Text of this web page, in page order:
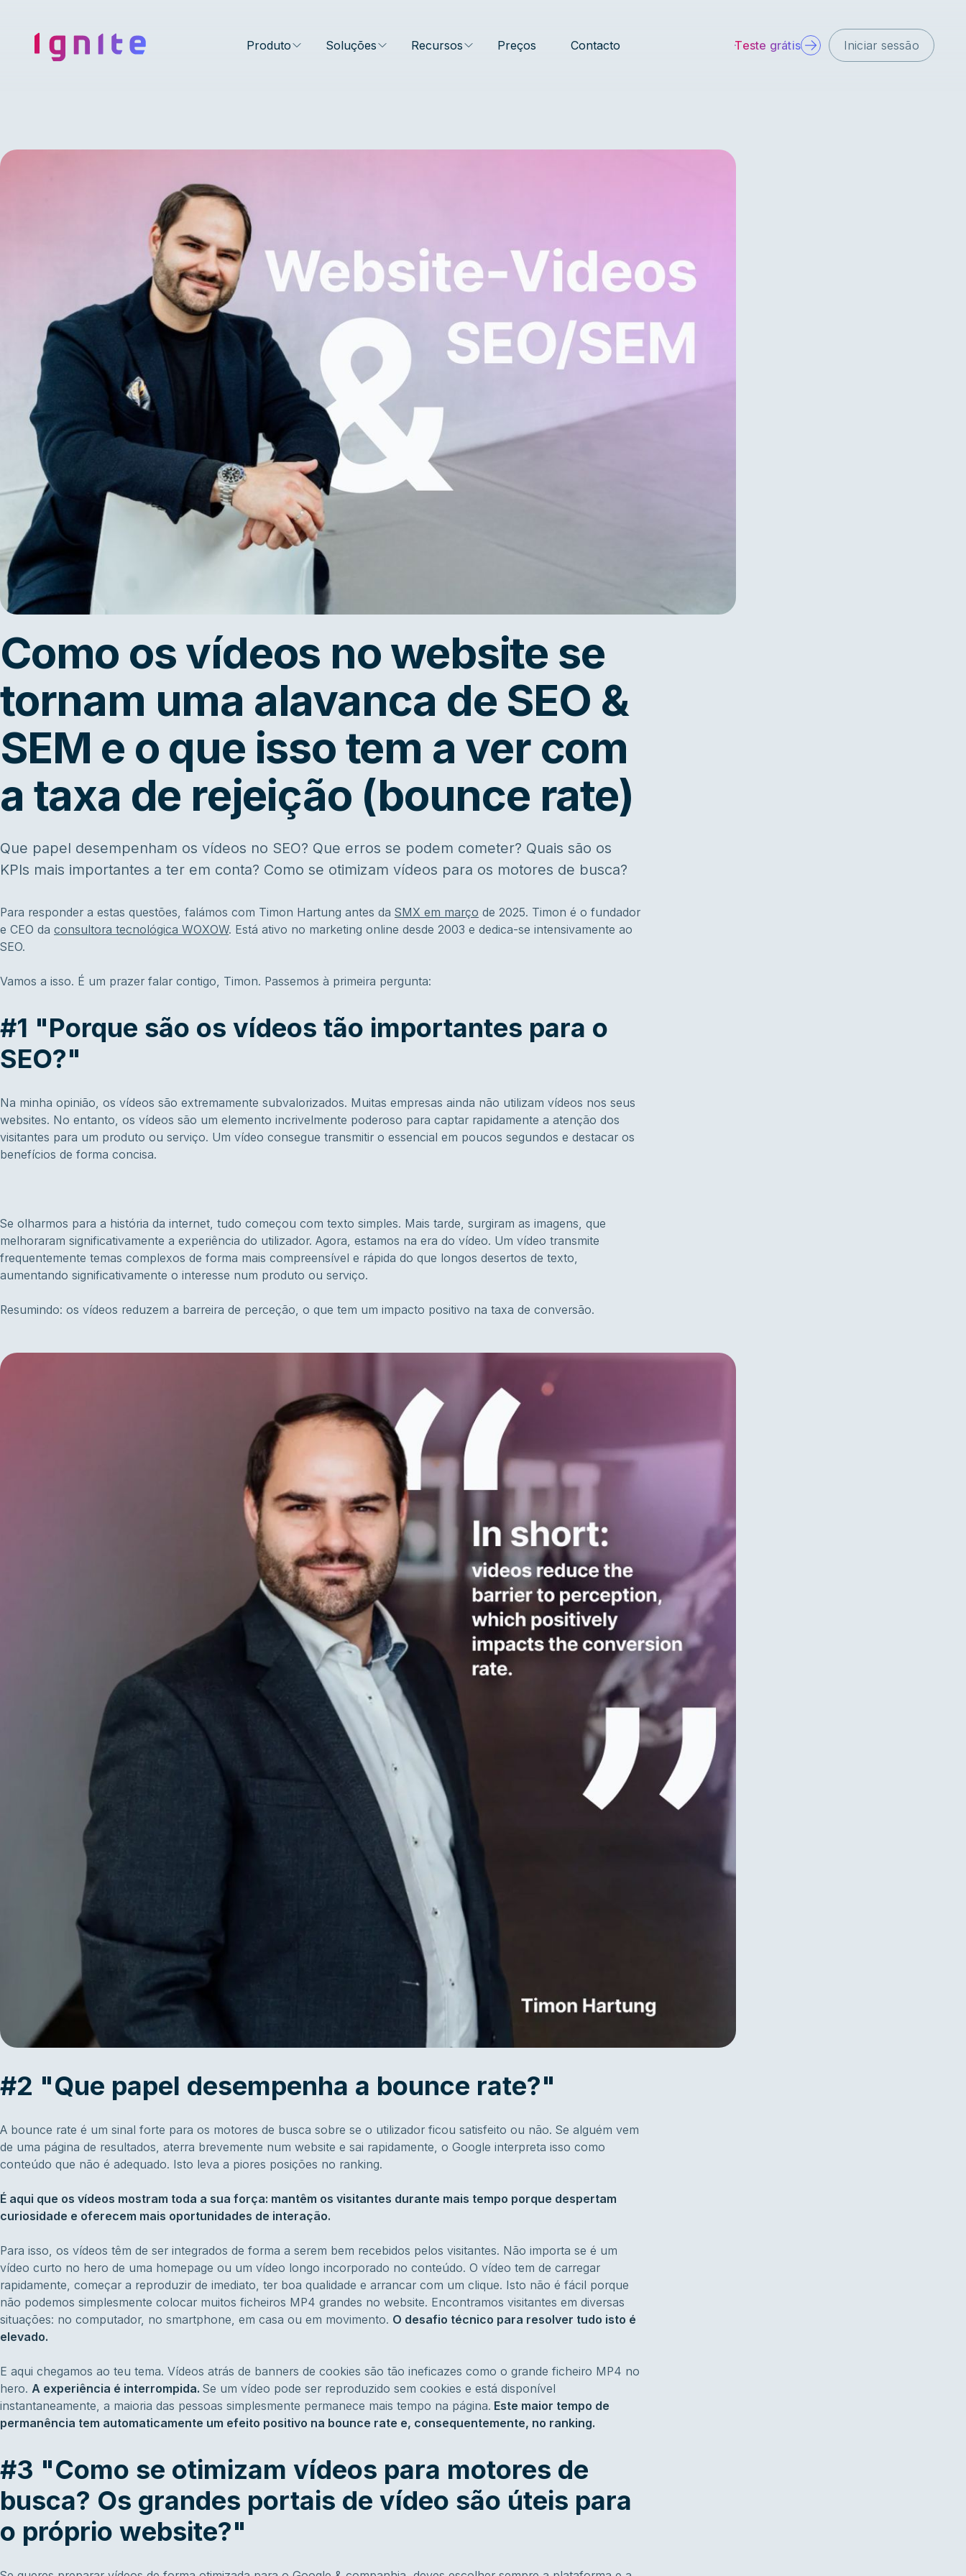
Ignite • Video Experience Cloud Produto Soluções Recursos Preços Contacto Teste grátis Iniciar sessão
Como os vídeos no website se
tornam uma alavanca de SEO &
SEM e o que isso tem a ver com
a taxa de rejeição (bounce rate)
Que papel desempenham os vídeos no SEO? Que erros se podem cometer? Quais são os
KPIs mais importantes a ter em conta? Como se otimizam vídeos para os motores de busca?
Para responder a estas questões, falámos com Timon Hartung antes da SMX em março de 2025. Timon é o fundador
e CEO da consultora tecnológica WOXOW. Está ativo no marketing online desde 2003 e dedica-se intensivamente ao
SEO.
Vamos a isso. É um prazer falar contigo, Timon. Passemos à primeira pergunta:
#1 "Porque são os vídeos tão importantes para o
SEO?"
Na minha opinião, os vídeos são extremamente subvalorizados. Muitas empresas ainda não utilizam vídeos nos seus
websites. No entanto, os vídeos são um elemento incrivelmente poderoso para captar rapidamente a atenção dos
visitantes para um produto ou serviço. Um vídeo consegue transmitir o essencial em poucos segundos e destacar os
benefícios de forma concisa.
Se olharmos para a história da internet, tudo começou com texto simples. Mais tarde, surgiram as imagens, que
melhoraram significativamente a experiência do utilizador. Agora, estamos na era do vídeo. Um vídeo transmite
frequentemente temas complexos de forma mais compreensível e rápida do que longos desertos de texto,
aumentando significativamente o interesse num produto ou serviço.
Resumindo: os vídeos reduzem a barreira de perceção, o que tem um impacto positivo na taxa de conversão.
#2 "Que papel desempenha a bounce rate?"
A bounce rate é um sinal forte para os motores de busca sobre se o utilizador ficou satisfeito ou não. Se alguém vem
de uma página de resultados, aterra brevemente num website e sai rapidamente, o Google interpreta isso como
conteúdo que não é adequado. Isto leva a piores posições no ranking.
É aqui que os vídeos mostram toda a sua força: mantêm os visitantes durante mais tempo porque despertam
curiosidade e oferecem mais oportunidades de interação.
Para isso, os vídeos têm de ser integrados de forma a serem bem recebidos pelos visitantes. Não importa se é um
vídeo curto no hero de uma homepage ou um vídeo longo incorporado no conteúdo. O vídeo tem de carregar
rapidamente, começar a reproduzir de imediato, ter boa qualidade e arrancar com um clique. Isto não é fácil porque
não podemos simplesmente colocar muitos ficheiros MP4 grandes no website. Encontramos visitantes em diversas
situações: no computador, no smartphone, em casa ou em movimento. O desafio técnico para resolver tudo isto é
elevado.
E aqui chegamos ao teu tema. Vídeos atrás de banners de cookies são tão ineficazes como o grande ficheiro MP4 no
hero. A experiência é interrompida. Se um vídeo pode ser reproduzido sem cookies e está disponível
instantaneamente, a maioria das pessoas simplesmente permanece mais tempo na página. Este maior tempo de
permanência tem automaticamente um efeito positivo na bounce rate e, consequentemente, no ranking.
#3 "Como se otimizam vídeos para motores de
busca? Os grandes portais de vídeo são úteis para
o próprio website?"